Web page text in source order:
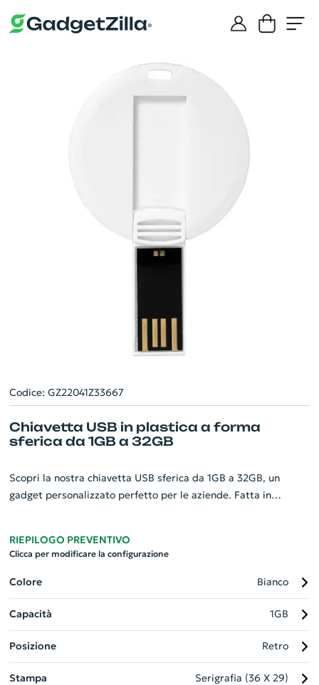
Codice: GZ22041Z33667
Chiavetta USB in plastica a forma
sferica da 1GB a 32GB
Scopri la nostra chiavetta USB sferica da 1GB a 32GB, un
gadget personalizzato perfetto per le aziende. Fatta in
sua capacità che varia da 1GB a 32GB, potrai salvare tutti i
garantendo un acquisto senza pensieri. Scegli la nostra
chiavetta USB sferica, il connubio ideale tra funzionalità e stile
per la tua azienda.
RIEPILOGO PREVENTIVO
Clicca per modificare la configurazione
Colore Bianco
Capacità 1GB
Posizione Retro
Stampa Serigrafia (36 X 29)